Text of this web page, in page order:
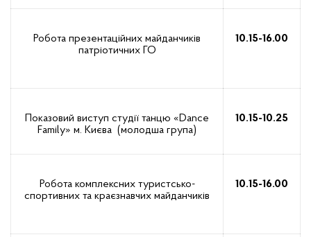
Робота презентаційних майданчиків
патріотичних ГО
10.15-16.00
Показовий виступ студії танцю «Dance
Family» м. Києва (молодша група)
10.15-10.25
Робота комплексних туристсько-
спортивних та краєзнавчих майданчиків
10.15-16.00